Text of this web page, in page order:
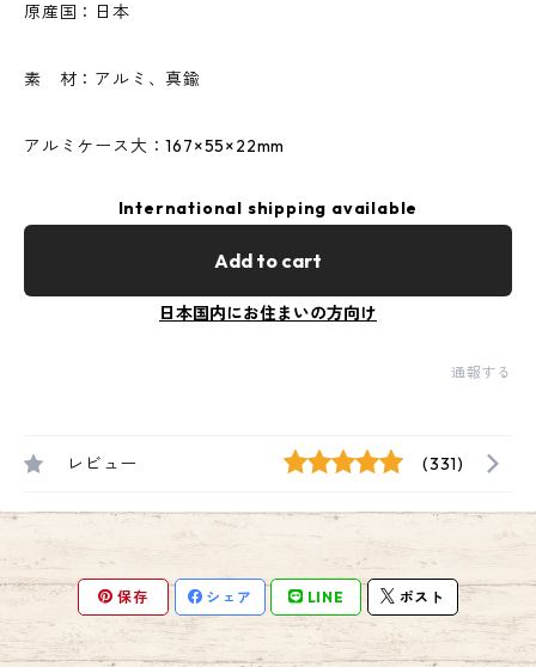
原産国：日本
素 材：アルミ、真鍮
アルミケース大：167×55×22mm
International shipping available
Add to cart
日本国内にお住まいの方向け
通報する
レビュー (331)
保存 シェア LINE ポスト